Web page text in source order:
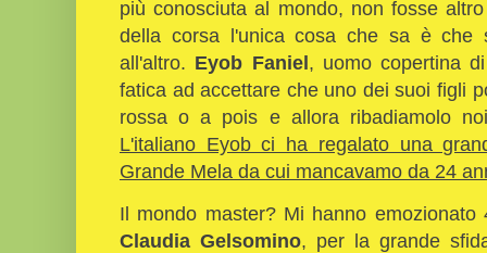
più conosciuta al mondo, non fosse
della corsa l'unica cosa che sa è che
all'altro. Eyob Faniel, uomo copertina
fatica ad accettare che uno dei suoi figli
rossa o a pois e allora ribadiamolo
L'italiano Eyob ci ha regalato una
Grande Mela da cui mancavamo da 24
Il mondo master? Mi hanno
Claudia Gelsomino, per la grande